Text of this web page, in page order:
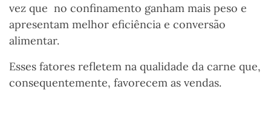
vez que no confinamento ganham mais peso e
apresentam melhor eficiência e conversão
alimentar.
Esses fatores refletem na qualidade da carne que,
consequentemente, favorecem as vendas.